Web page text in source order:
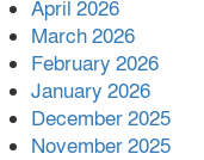
ফিরল ২
অনন্য
মিস্ত্রী।
‘জ্বিন
ফাঁদে ১৭
April 2026
March 2026
February 2026
January 2026
December 2025
November 2025